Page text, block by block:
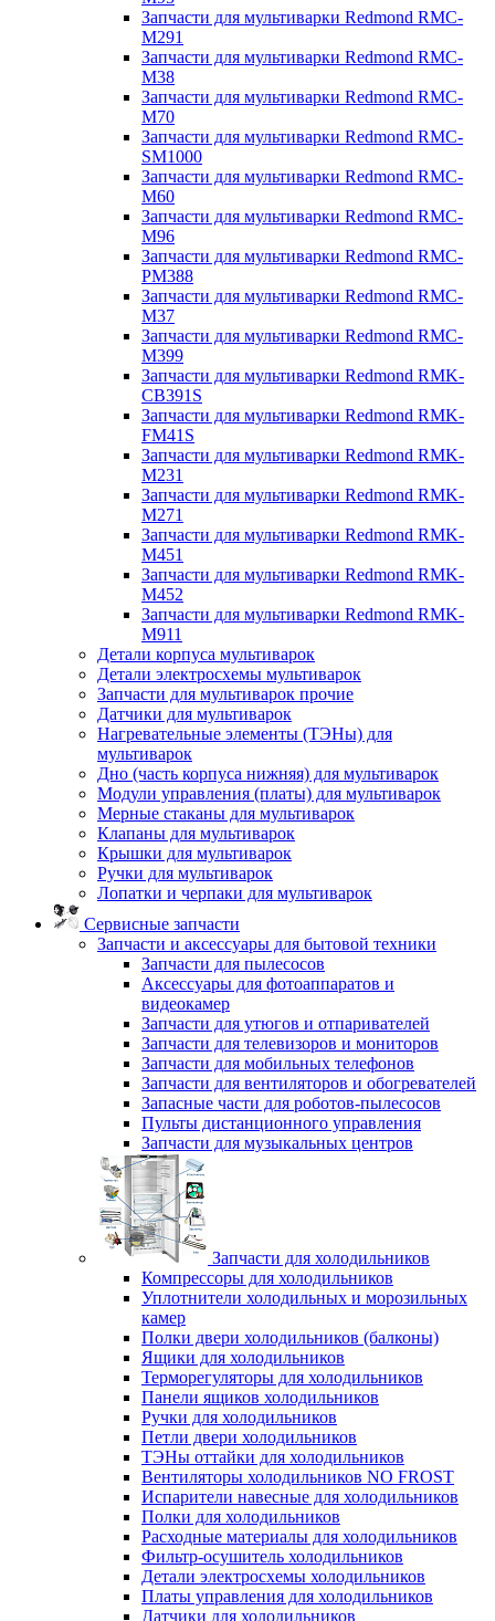
Запчасти для мультиварки Redmond RMC-
M291
Запчасти для мультиварки Redmond RMC-
M38
Запчасти для мультиварки Redmond RMC-
M70
Запчасти для мультиварки Redmond RMC-
SM1000
Запчасти для мультиварки Redmond RMC-
M60
Запчасти для мультиварки Redmond RMC-
M96
Запчасти для мультиварки Redmond RMC-
PM388
Запчасти для мультиварки Redmond RMC-
M37
Запчасти для мультиварки Redmond RMC-
M399
Запчасти для мультиварки Redmond RMK-
CB391S
Запчасти для мультиварки Redmond RMK-
FM41S
Запчасти для мультиварки Redmond RMK-
M231
Запчасти для мультиварки Redmond RMK-
M271
Запчасти для мультиварки Redmond RMK-
M451
Запчасти для мультиварки Redmond RMK-
M452
Запчасти для мультиварки Redmond RMK-
M911
Детали корпуса мультиварок
Детали электросхемы мультиварок
Запчасти для мультиварок прочие
Датчики для мультиварок
Нагревательные элементы (ТЭНы) для
мультиварок
Дно (часть корпуса нижняя) для мультиварок
Модули управления (платы) для мультиварок
Мерные стаканы для мультиварок
Клапаны для мультиварок
Крышки для мультиварок
Ручки для мультиварок
Лопатки и черпаки для мультиварок
Сервисные запчасти
Запчасти и аксессуары для бытовой техники
Запчасти для пылесосов
Аксессуары для фотоаппаратов и
видеокамер
Запчасти для утюгов и отпаривателей
Запчасти для телевизоров и мониторов
Запчасти для мобильных телефонов
Запчасти для вентиляторов и обогревателей
Запасные части для роботов-пылесосов
Пульты дистанционного управления
Запчасти для музыкальных центров
Запчасти для холодильников
Компрессоры для холодильников
Уплотнители холодильных и морозильных
камер
Полки двери холодильников (балконы)
Ящики для холодильников
Терморегуляторы для холодильников
Панели ящиков холодильников
Ручки для холодильников
Петли двери холодильников
ТЭНы оттайки для холодильников
Вентиляторы холодильников NO FROST
Испарители навесные для холодильников
Полки для холодильников
Расходные материалы для холодильников
Фильтр-осушитель холодильников
Детали электросхемы холодильников
Платы управления для холодильников
Датчики для холодильников